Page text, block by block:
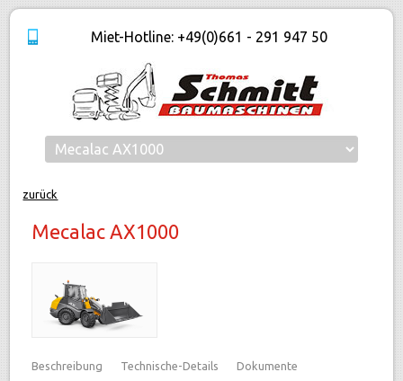
Miet-Hotline: +49(0)661 - 291 947 50
zurück
Mecalac AX1000
Beschreibung Technische-Details Dokumente